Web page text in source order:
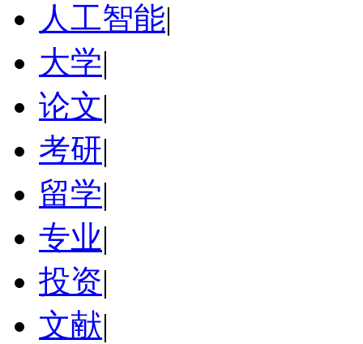
人工智能|
大学|
论文|
考研|
留学|
专业|
投资|
文献|